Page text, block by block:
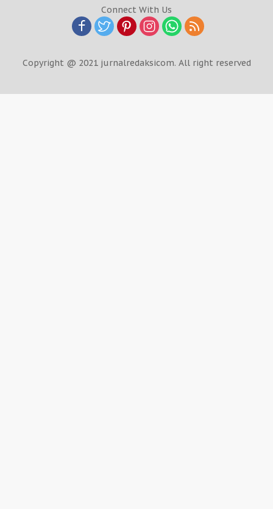
Connect With Us
Copyright @ 2021 jurnalredaksicom. All right reserved